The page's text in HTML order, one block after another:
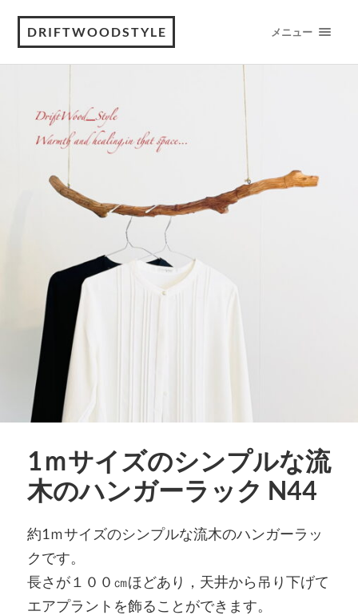
DRIFTWOODSTYLE メニュー
1ｍサイズのシンプルな流
木のハンガーラック N44
約1ｍサイズのシンプルな流木のハンガーラッ
クです。
長さが１００㎝ほどあり，天井から吊り下げて
エアプラントを飾ることができます。